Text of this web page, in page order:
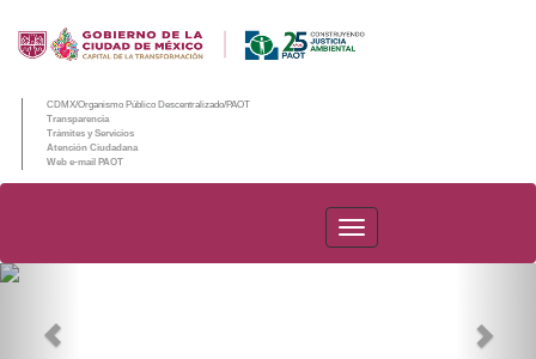
CDMX/Organismo Público Descentralizado/PAOT
Transparencia
Trámites y Servicios
Atención Ciudadana
Web e-mail PAOT
PAOT